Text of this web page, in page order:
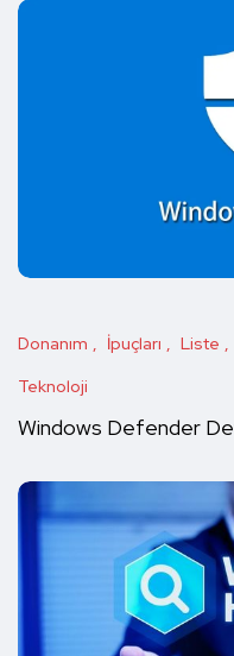
Donanım İpuçları Liste
Teknoloji
Windows Defender